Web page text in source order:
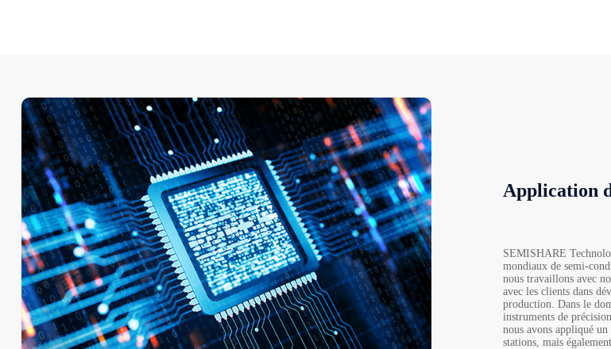
Application
SEMISHARE
mondiaux de semi-
nous travaillons avec
avec les clients dans
production. Dans le
instruments de
nous avons appliqué
stations, mais